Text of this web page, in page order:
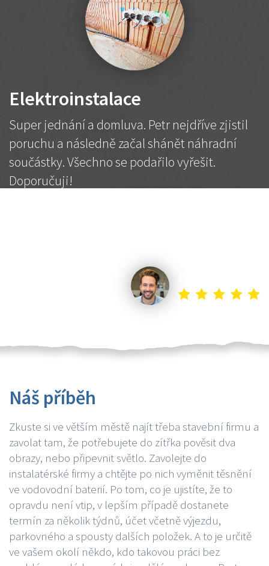
Elektroinstalace
Super jednání a domluva. Petr nejdříve zjistil
poruchu a následně začal shánět náhradní
součástky. Všechno se podařilo vyřešit.
Doporučuji!
Náš příběh
Zkuste si ve větším městě najít třeba stavební firmu a
zavolat tam, že potřebujete do zítřka pověsit dva
obrazy, nebo připevnit světlo. Zavolejte do
instalatérské firmy a chtějte po nich vyměnit těsnění
ve vodovodní baterií. Po tom, co je ujistíte, že to
opravdu není vtip, v lepším případě dostanete
termín za několik týdnů, účet včetně výjezdu,
parkovného a spousty dalších položek. A to je určitě
ve vašem okolí někdo, kdo takovou práci bez